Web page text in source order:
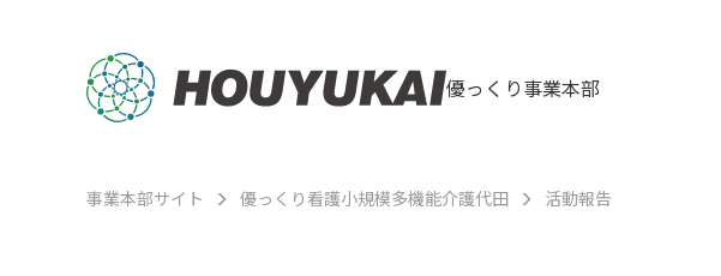
優っくり事業本部
事業本部サイト 優っくり看護小規模多機能介護代田 活動報告